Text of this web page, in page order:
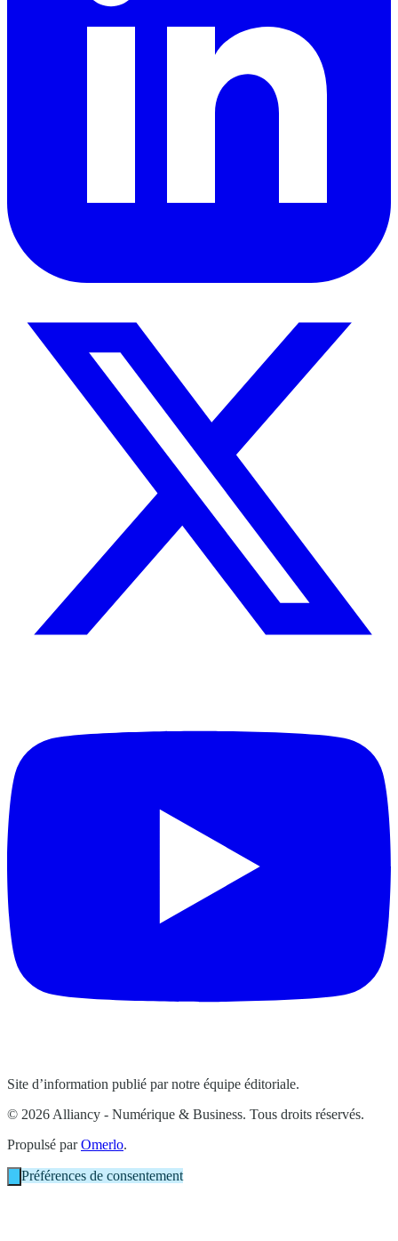
Site d’information publié par notre équipe éditoriale.
© 2026 Alliancy - Numérique & Business. Tous droits réservés.
Propulsé parOmerlo.
Préférences de consentement